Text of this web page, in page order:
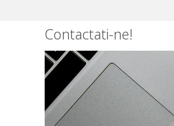
Contactati-ne!